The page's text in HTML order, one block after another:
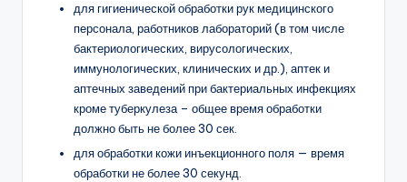
для гигиенической обработки рук медицинского
персонала, работников лабораторий (в том числе
бактериологических, вирусологических,
иммунологических, клинических и др.), аптек и
аптечных заведений при бактериальных инфекциях
кроме туберкулеза – общее время обработки
должно быть не более 30 сек.
для обработки кожи инъекционного поля — время
обработки не более 30 секунд.